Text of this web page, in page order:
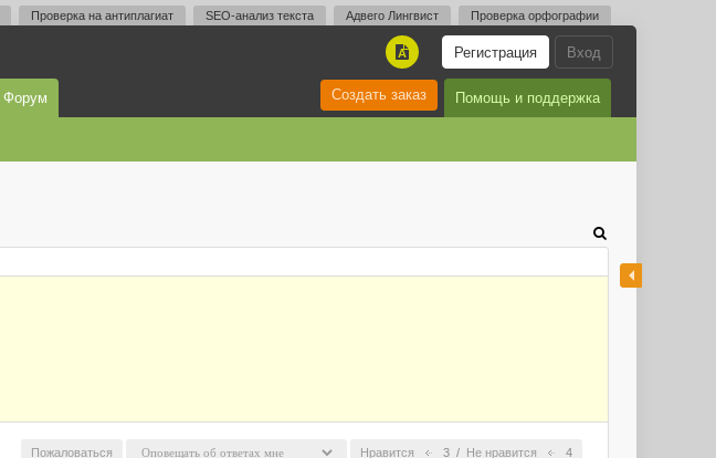
Проверка на антиплагиат SEO-анализ текста Адвего Лингвист Проверка орфографии
Вход
Регистрация
A
Форум Помощь и поддержка
Создать заказ
Нравится 3 / Не нравится 4
Пожаловаться